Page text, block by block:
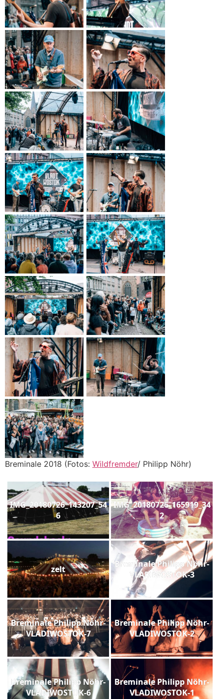
Breminale 2018 (Fotos: Wildfremder/ Philipp Nöhr)
IMG_20180726_143207_54
6
IMG_20180726_165919_34
2
zelt
Breminale Philipp Nöhr-
VLADIWOSTOK-3
Breminale Philipp Nöhr-
VLADIWOSTOK-7
Breminale Philipp Nöhr-
VLADIWOSTOK-2
Breminale Philipp Nöhr-
VLADIWOSTOK-6
Breminale Philipp Nöhr-
VLADIWOSTOK-1